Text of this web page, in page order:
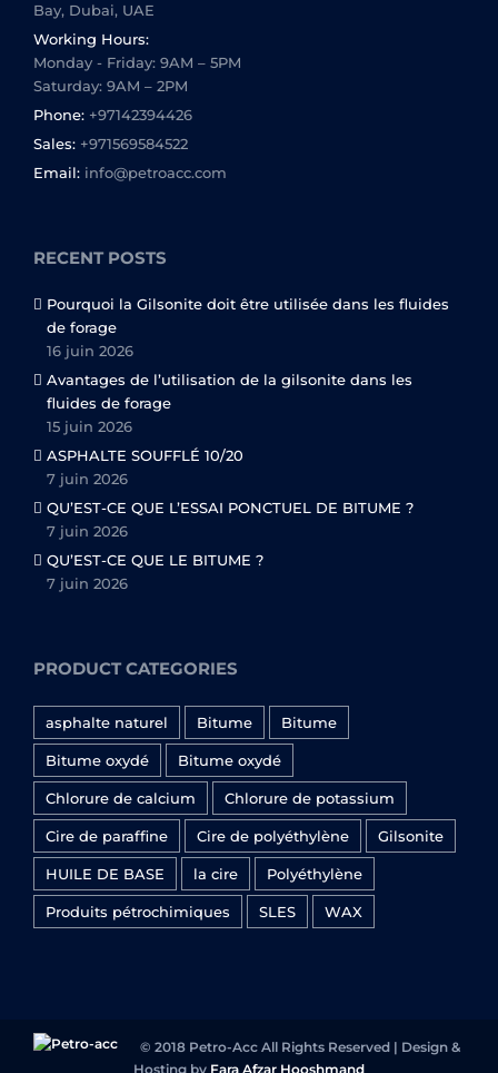
Bay, Dubai, UAE
Working Hours:
Monday - Friday: 9AM – 5PM
Saturday: 9AM – 2PM
Phone: +97142394426
Sales: +971569584522
Email: info@petroacc.com
RECENT POSTS
Pourquoi la Gilsonite doit être utilisée dans les fluides
de forage
16 juin 2026
Avantages de l’utilisation de la gilsonite dans les
fluides de forage
15 juin 2026
ASPHALTE SOUFFLÉ 10/20
7 juin 2026
QU’EST-CE QUE L’ESSAI PONCTUEL DE BITUME ?
7 juin 2026
QU’EST-CE QUE LE BITUME ?
7 juin 2026
PRODUCT CATEGORIES
asphalte naturel Bitume Bitume
Bitume oxydé Bitume oxydé
Chlorure de calcium Chlorure de potassium
Cire de paraffine Cire de polyéthylène Gilsonite
HUILE DE BASE la cire Polyéthylène
Produits pétrochimiques SLES WAX
© 2018 Petro-Acc All Rights Reserved | Design &
Hosting by Fara Afzar Hooshmand